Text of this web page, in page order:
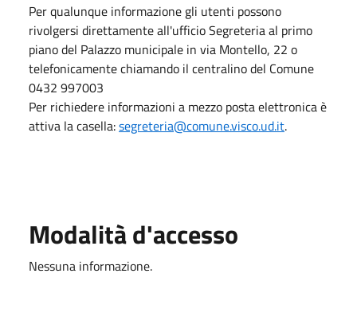
Per qualunque informazione gli utenti possono
rivolgersi direttamente all'ufficio Segreteria al primo
piano del Palazzo municipale in via Montello, 22 o
telefonicamente chiamando il centralino del Comune
0432 997003
Per richiedere informazioni a mezzo posta elettronica è
attiva la casella:segreteria@comune.visco.ud.it.
Modalità d'accesso
Nessuna informazione.